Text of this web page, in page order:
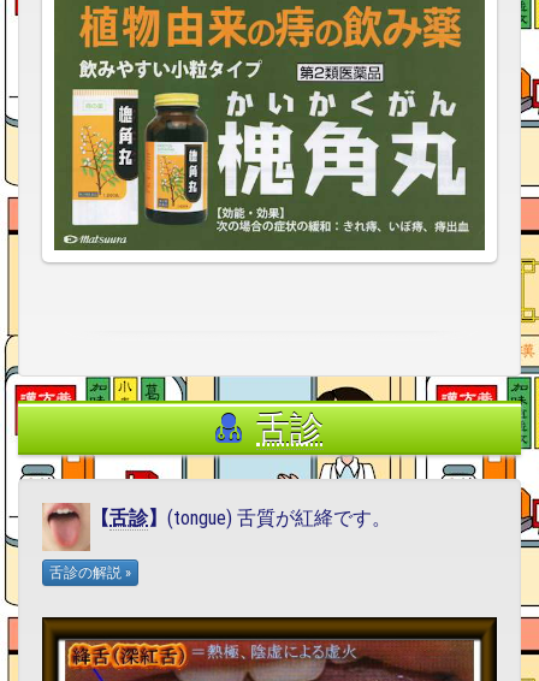
舌診
【舌診】 (tongue) 舌質が紅絳です。